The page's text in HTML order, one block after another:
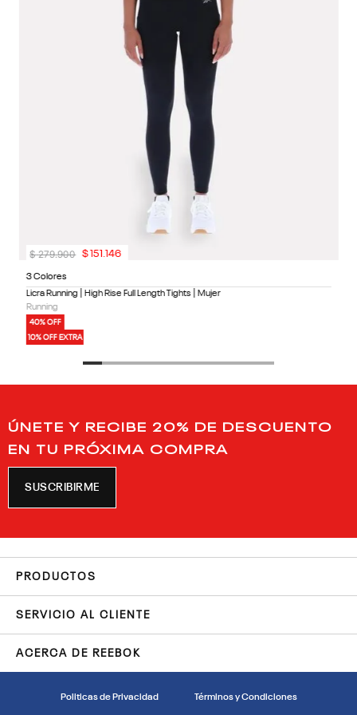
3 Colores
Licra Running | High Rise Full Length Tights | Mujer
Running
40% OFF
10% OFF EXTRA
$ 279.900 $ 151. 146
ÚNETE Y RECIBE 20% DE DESCUENTO
EN TU PRÓXIMA COMPRA
SUSCRIBIRME
PRODUCTOS
SERVICIO AL CLIENTE
ACERCA DE REEBOK
Politicas de Privacidad Términos y Condiciones